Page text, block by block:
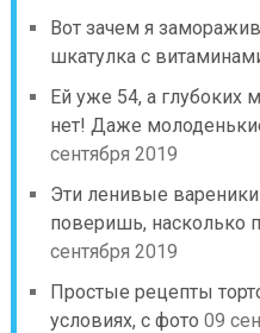
Вот зачем я
шкатулка с
Ей уже 54, а
нет! Даже
сентября 2019
Эти ленивые
поверишь, насколько
сентября 2019
Простые рецепты
условиях, с фото 09